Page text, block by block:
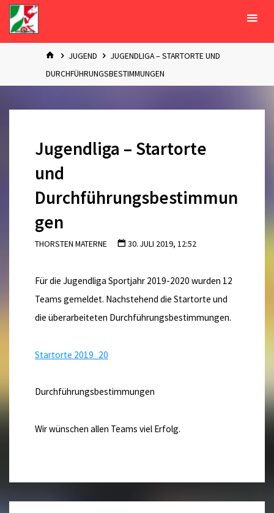
Zum
Inhalt
springen
STARTJUGEND
JUGENDLIGA – STARTORTE UND
DURCHFÜHRUNGSBESTIMMUNGEN
Jugendliga – Startorte
und
Durchführungsbestimmun
gen
THORSTEN MATERNE 30. JULI 2019, 12:52
Für die Jugendliga Sportjahr 2019-2020 wurden 12
Teams gemeldet. Nachstehend die Startorte und
die überarbeiteten Durchführungsbestimmungen.
Startorte 2019_20
Durchführungsbestimmungen
Wir wünschen allen Teams viel Erfolg.